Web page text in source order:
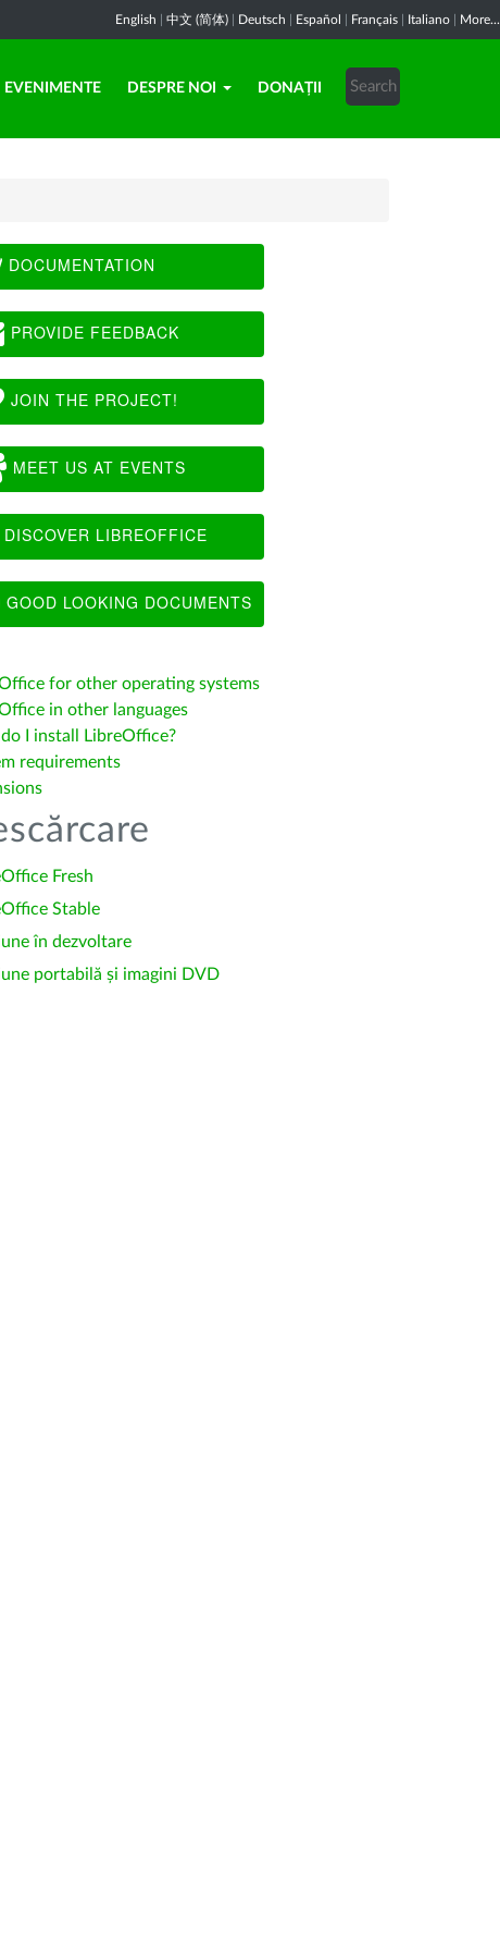
English 中文 (简体) Deutsch Español Français Italiano More...
EVENIMENTE DESPRE NOI DONAȚII
DOCUMENTATION
PROVIDE FEEDBACK
JOIN THE PROJECT!
MEET US AT EVENTS
DISCOVER LIBREOFFICE
GOOD LOOKING DOCUMENTS
for other operating systems
in other languages
I install LibreOffice?
requirements
Fresh
Stable
în dezvoltare
portabilă și imagini DVD